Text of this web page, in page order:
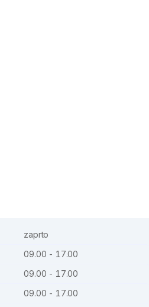
zaprto
09.00 - 17.00
09.00 - 17.00
09.00 - 17.00